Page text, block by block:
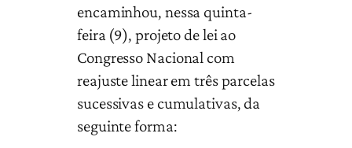
encaminhou, nessa quinta-
feira (9), projeto de lei ao
Congresso Nacional com
reajuste linear em três parcelas
sucessivas e cumulativas, da
seguinte forma: